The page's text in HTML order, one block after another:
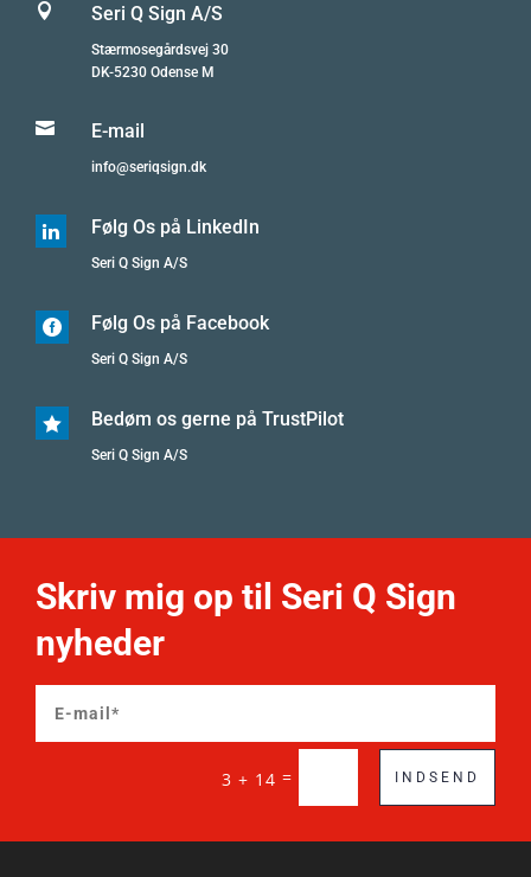
 Seri Q Sign A/S
Stærmosegårdsvej 30
DK-5230 Odense M
 E-mail
info@seriqsign.dk
 Følg Os på LinkedIn
Seri Q Sign A/S
 Følg Os på Facebook
Seri Q Sign A/S
 Bedøm os gerne på TrustPilot
Seri Q Sign A/S
Skriv mig op til Seri Q Sign
nyheder
3 + 14 = INDSEND